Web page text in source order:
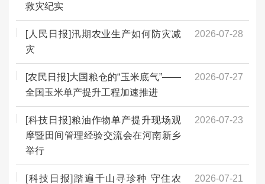
救灾纪实
[人民日报]汛期农业生产如何防灾减
灾
2026-07-28
[农民日报]大国粮仓的“玉米底气”——
全国玉米单产提升工程加速推进
2026-07-27
[科技日报]粮油作物单产提升现场观
摩暨田间管理经验交流会在河南新乡
举行
2026-07-23
[科技日报]踏遍千山寻珍种 守住农
2026-07-21